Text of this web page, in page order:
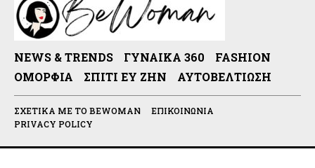
NEWS & TRENDS ΓΥΝΑΊΚΑ 360
FASHION
ΟΜΟΡΦΙΆ
ΣΠΊΤΙ ΕΥ ΖΗΝ ΑΥΤΟΒΕΛΤΊΩΣΗ
ΣΧΕΤΙΚΆ ΜΕ ΤΟ BEWOMAN
ΕΠΙΚΟΙΝΩΝΊΑ
PRIVACY POLICY